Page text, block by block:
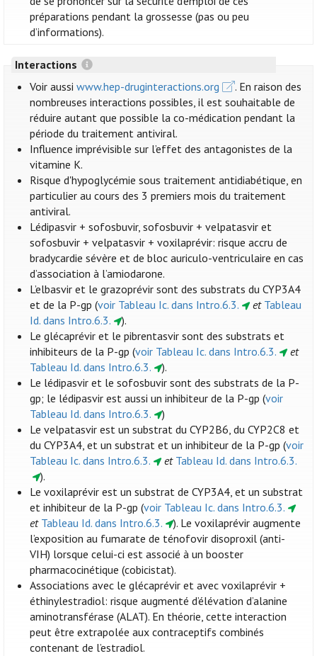
préparations pendant la grossesse (pas ou peu
d’informations).
Interactions
Voir aussiwww.hep-druginteractions.org
. En raison des
nombreuses interactions possibles, il est souhaitable de
réduire autant que possible la co-médication pendant la
période du traitement antiviral.
Influence imprévisible sur l’effet des antagonistes de la
vitamine K.
Risque d'hypoglycémie sous traitement antidiabétique, en
particulier au cours des 3 premiers mois du traitement
antiviral.
Lédipasvir + sofosbuvir, sofosbuvir + velpatasvir et
sofosbuvir + velpatasvir + voxilaprévir: risque accru de
bradycardie sévère et de bloc auriculo-ventriculaire en cas
d’association à l’amiodarone.
L’elbasvir et le grazoprévir sont des substrats du CYP3A4
et de la P-gp (voir Tableau Ic. dans Intro.6.3. et Tableau
Id. dans Intro.6.3.
).
Le glécaprévir et le pibrentasvir sont des substrats et
inhibiteurs de la P-gp (voir Tableau Ic. dans Intro.6.3.
et
Tableau Id. dans Intro.6.3.
).
Le lédipasvir et le sofosbuvir sont des substrats de la P-
gp; le lédipasvir est aussi un inhibiteur de la P-gp (voir
Tableau Id. dans Intro.6.3.
)
Le velpatasvir est un substrat du CYP2B6, du CYP2C8 et
du CYP3A4, et un substrat et un inhibiteur de la P-gp (voir
Tableau Ic. dans Intro.6.3.
et Tableau Id. dans Intro.6.3.
).
Le voxilaprévir est un substrat de CYP3A4, et un substrat
et inhibiteur de la P-gp (voir Tableau Ic. dans Intro.6.3.
et Tableau Id. dans Intro.6.3.
). Le voxilaprévir augmente
l’exposition au fumarate de ténofovir disoproxil (anti-
VIH) lorsque celui-ci est associé à un booster
pharmacocinétique (cobicistat).
Associations avec le glécaprévir et avec voxilaprévir +
éthinylestradiol: risque augmenté d’élévation d’alanine
aminotransférase (ALAT). En théorie, cette interaction
peut être extrapolée aux contraceptifs combinés
contenant de l’estradiol.